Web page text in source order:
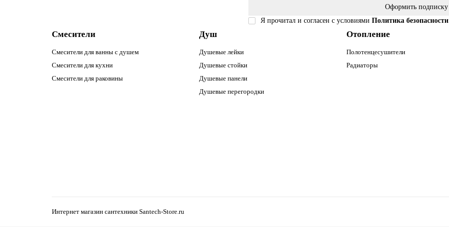
Оформить подписку
Я прочитал и согласен с условиями Политика безопасности
Смесители
Смесители для ванны с душем
Смесители для кухни
Смесители для раковины
Душ
Душевые лейки
Душевые стойки
Душевые панели
Душевые перегородки
Отопление
Полотенцесушители
Радиаторы
Интернет магазин сантехники Santech-Store.ru